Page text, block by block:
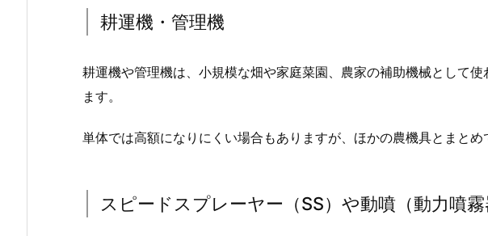
耕運機・管理機
耕運機や管理機は、小規模な畑や家庭菜園、農家の補助機械として
ます。
単体では高額になりにくい場合もありますが、ほかの農機具とまと
スピードスプレーヤー（SS）や動噴（動力噴霧